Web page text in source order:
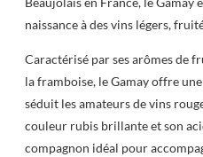
naissance à des vins légers,
Caractérisé par ses arômes de
la framboise, le Gamay offre
séduit les amateurs de vins
couleur rubis brillante et son
compagnon idéal pour